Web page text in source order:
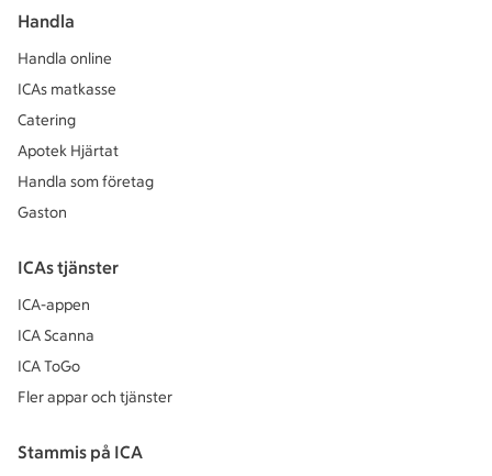
Handla
Handla online
ICAs matkasse
Catering
Apotek Hjärtat
Handla som företag
Gaston
ICAs tjänster
ICA-appen
ICA Scanna
ICA ToGo
Fler appar och tjänster
Stammis på ICA